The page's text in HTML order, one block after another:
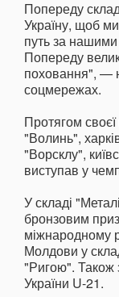
Попереду
Україну, щоб
путь за
Попереду
поховання", —
соцмережах.
Протягом
"Волинь",
"Ворсклу",
виступав у
У складі
бронзовим
міжнародному
Молдови у
"Ригою". Також
України U-21.